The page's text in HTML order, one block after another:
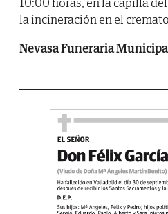
la incineración en el
Nevasa Funeraria